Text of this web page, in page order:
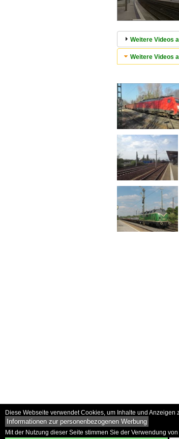
Weitere Videos
Weitere Videos
Diese Webseite verwendet Cookies, um Inhalte und
Informationen zur personenbezogenen Werbung
Mit der Nutzung dieser Seite stimmen Sie der Verwendung